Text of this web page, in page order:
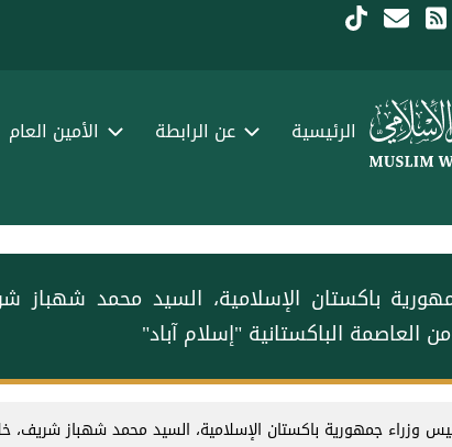
الرئيسية عن الرابطة الأمين العام
باكستان الإسلامية، السيد محمد شهباز
العاصمة الباكستانية "إسلام آباد"
وزراء جمهورية باكستان الإسلامية، السيد محمد شهباز شريف،